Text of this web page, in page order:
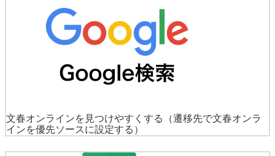
文春オンラインを見つけやすくする
（遷移先で文春オンラ
インを優先ソースに設定する）